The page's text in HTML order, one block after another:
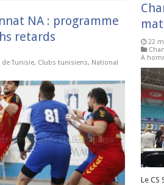
22
A
Le CS
NA : programme
retards
Tunisie, Clubs tunisiens, National